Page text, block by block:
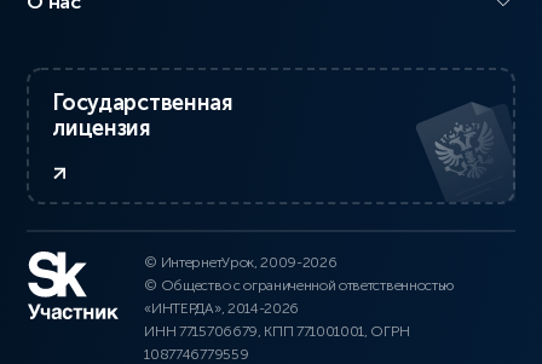
Государственная
лицензия
© ИнтернетУрок, 2009-2026
© Общество с ограниченной ответственностью
«ИНТЕРДА», 2014-2026
ИНН 7715706679, КПП 771001001, ОГРН
1087746779559